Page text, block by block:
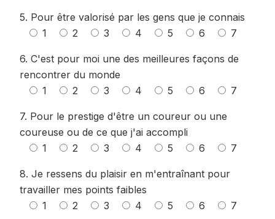
5. Pour être valorisé par les gens que je connais
1
2 3 4 5 6 7
6. C'est pour moi une des meilleures façons de
rencontrer du monde
1
2 3 4 5 6 7
7. Pour le prestige d'être un coureur ou une
coureuse ou de ce que j'ai accompli
1
2 3 4 5 6 7
8. Je ressens du plaisir en m'entraînant pour
travailler mes points faibles
1
2 3 4 5 6 7